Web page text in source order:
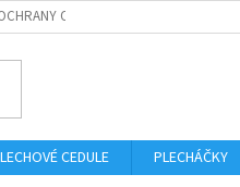
OSOBNÍCH ÚDAJŮ
CEDULE PLECHÁČKY